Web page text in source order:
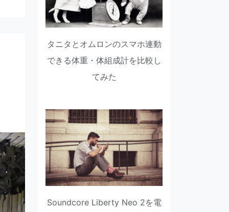
タニタとオムロンのスマホ連動
できる体重・体組成計を比較し
てみた
Soundcore Liberty Neo 2を電